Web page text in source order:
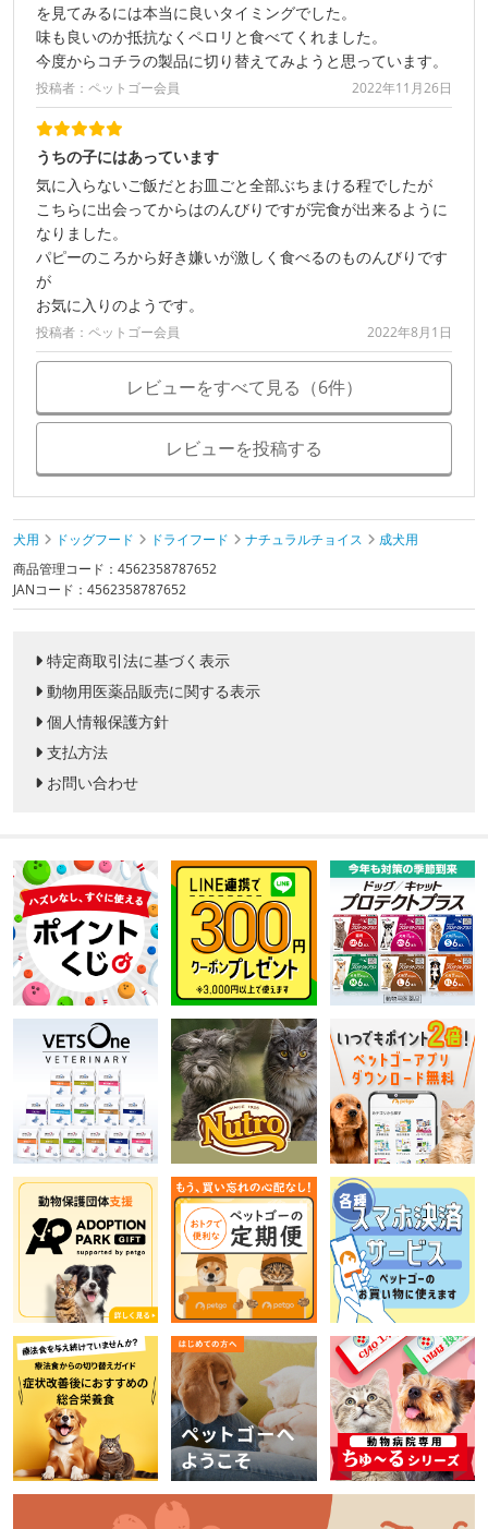
を見てみるには本当に良いタイミングでした。
味も良いのか抵抗なくペロリと食べてくれました。
今度からコチラの製品に切り替えてみようと思っています。
投稿者：ペットゴー会員 2022年11月26日
うちの子にはあっています
気に入らないご飯だとお皿ごと全部ぶちまける程でしたが
こちらに出会ってからはのんびりですが完食が出来るように
なりました。
パピーのころから好き嫌いが激しく食べるのものんびりです
が
お気に入りのようです。
投稿者：ペットゴー会員 2022年8月1日
レビューをすべて見る（6件）
レビューを投稿する
犬用 ドッグフード ドライフード ナチュラルチョイス
成犬用
商品管理コード：4562358787652
JANコード：4562358787652
特定商取引法に基づく表示
動物用医薬品販売に関する表示
個人情報保護方針
支払方法
お問い合わせ